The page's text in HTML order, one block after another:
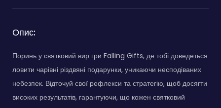
Опис:
Поринь у святковий вир гри Falling Gifts, де тобі доведеться
ловити чарівні різдвяні подарунки, уникаючи несподіваних
небезпек. Відточуй свої рефлекси та стратегію, щоб досягти
високих результатів, гарантуючи, що кожен святковий